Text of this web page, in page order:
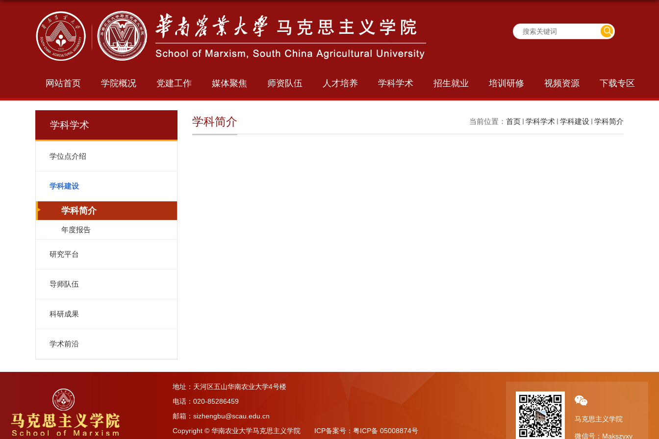
网站首页 学院概况 党建工作 媒体聚焦 师资队伍 人才培养 学科学术 招生就业 培训研修 视频资源 下载专区
学科学术
学位点介绍
学科建设
学科简介
年度报告
研究平台
导师队伍
科研成果
学术前沿
当前位置： 首页 学科学术 学科建设 学科简介
学科简介
地址：天河区五山华南农业大学4号楼
电话：020-85286459
邮箱：sizhengbu@scau.edu.cn
Copyright © 华南农业大学马克思主义学院 ICP备案号：粤ICP备 05008874号
马克思主义学院
微信号：Makszyxy